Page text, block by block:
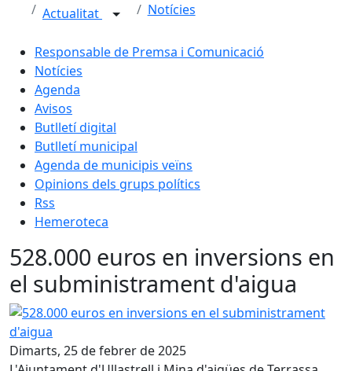
Actualitat Notícies
Responsable de Premsa i Comunicació
Notícies
Agenda
Avisos
Butlletí digital
Butlletí municipal
Agenda de municipis veïns
Opinions dels grups polítics
Rss
Hemeroteca
528.000 euros en inversions en
el subministrament d'aigua
528.000 euros en inversions en el subministrament
Dimarts, 25 de febrer de 2025